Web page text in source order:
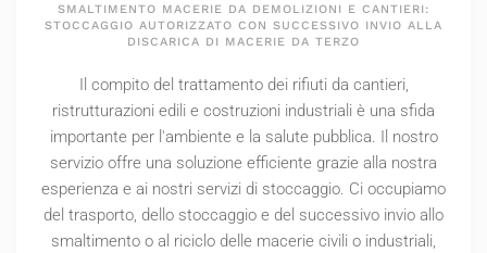
SMALTIMENTO MACERIE DA DEMOLIZIONI E CANTIERI:
STOCCAGGIO AUTORIZZATO CON SUCCESSIVO INVIO ALLA
DISCARICA DI MACERIE DA TERZO
Il compito del trattamento dei rifiuti da cantieri,
ristrutturazioni edili e costruzioni industriali è una sfida
importante per l'ambiente e la salute pubblica. Il nostro
servizio offre una soluzione efficiente grazie alla nostra
esperienza e ai nostri servizi di stoccaggio. Ci occupiamo
del trasporto, dello stoccaggio e del successivo invio allo
smaltimento o al riciclo delle macerie civili o industriali,